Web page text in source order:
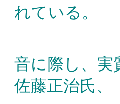
れている。
音に際し、実
佐藤正治氏、